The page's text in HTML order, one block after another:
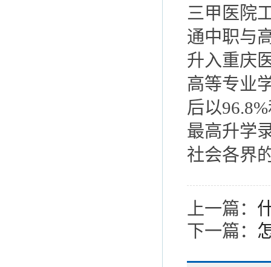
三甲医院
通中职与
升入重庆
高等专业
后以
最高升学
社会各界
上一篇：
下一篇：